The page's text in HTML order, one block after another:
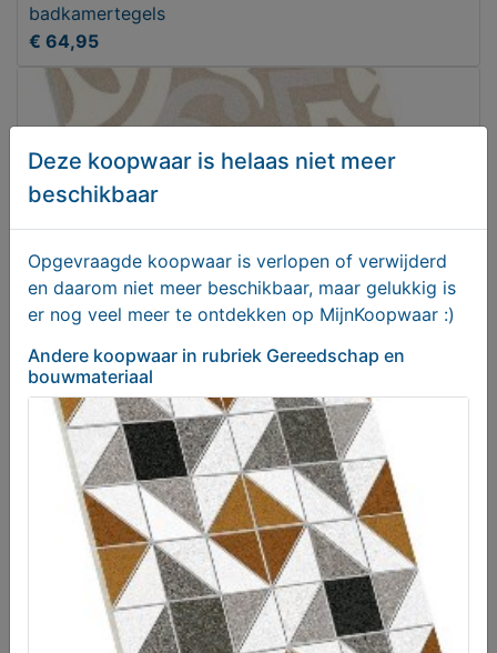
badkamertegels
€ 64,95
Portugese keramische tegels vives ceramica
svenska tulpon
€ 44,95
Deze koopwaar is helaas niet meer
beschikbaar
Opgevraagde koopwaar is verlopen of verwijderd
en daarom niet meer beschikbaar, maar gelukkig is
er nog veel meer te ontdekken op MijnKoopwaar :)
Andere koopwaar in rubriek Gereedschap en
bouwmateriaal